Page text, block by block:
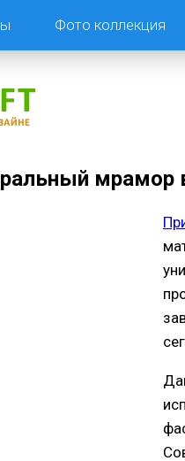
Фото коллекция
мрамор